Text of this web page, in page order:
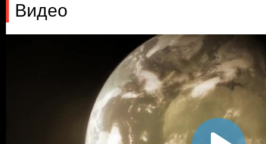
Видео